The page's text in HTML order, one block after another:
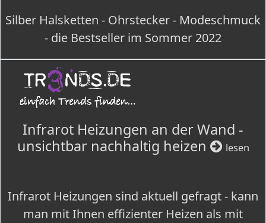
Silber Halsketten - Ohrstecker - Modeschmuck
- die Bestseller im Sommer 2022
Infrarot Heizungen an der Wand -
unsichtbar nachhaltig heizen
lesen
Infrarot Heizungen sind aktuell gefragt - kann
man mit Ihnen effizienter Heizen als mit